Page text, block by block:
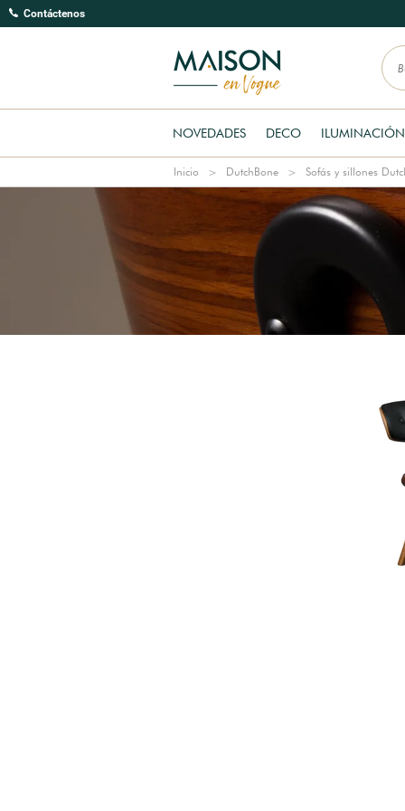
Contáctenos
NOVEDADES DECO ILUMINACIÓN
Inicio DutchBone Sofás y sillones